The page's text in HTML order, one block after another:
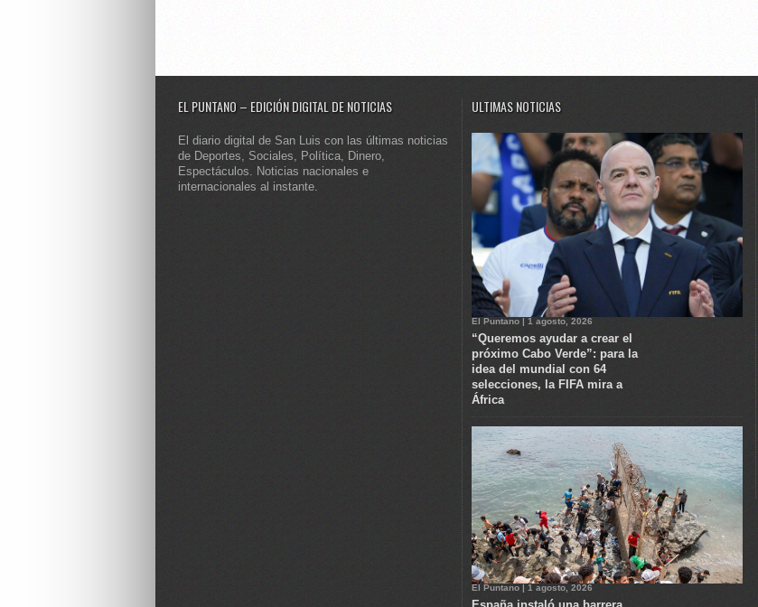
EL PUNTANO – EDICIÓN DIGITAL DE NOTICIAS
El diario digital de San Luis con las últimas noticias
de Deportes, Sociales, Política, Dinero,
Espectáculos. Noticias nacionales e
internacionales al instante.
ULTIMAS NOTICIAS
El Puntano | 1 agosto, 2026
“Queremos ayudar a crear el
próximo Cabo Verde”: para la
idea del mundial con 64
selecciones, la FIFA mira a
África
El Puntano | 1 agosto, 2026